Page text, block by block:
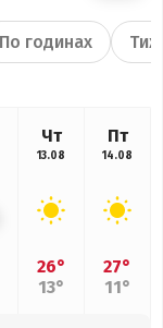
По годинах
Чт
13.08
26°
13°
Пт
14.08
27°
11°